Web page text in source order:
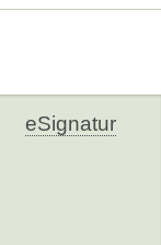
eSignatur